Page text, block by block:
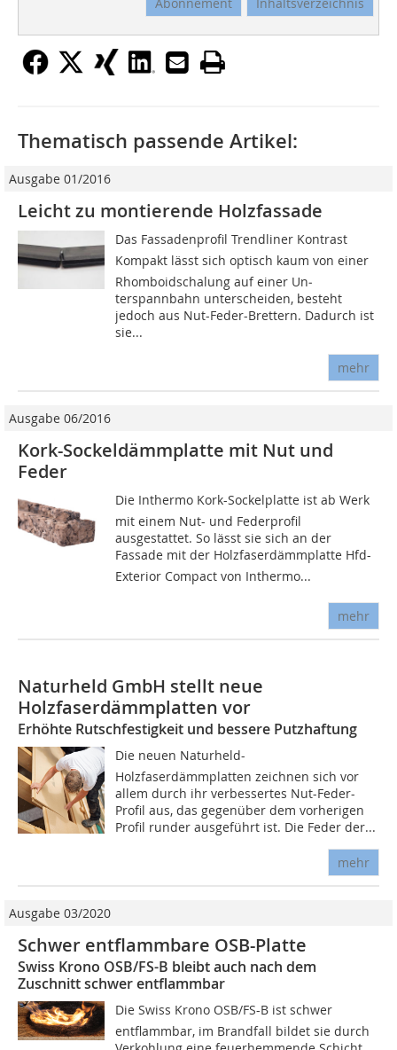
Abonnement Inhaltsverzeichnis
Thematisch passende Artikel:
Ausgabe 01/2016
Leicht zu montierende Holzfassade
Das Fassadenprofil Trendliner Kontrast
Kompakt lässt sich optisch kaum von einer
Rhomboidschalung auf einer Un­
terspannbahn unterscheiden, besteht
jedoch aus Nut-Feder-Brettern. Dadurch ist
sie...
mehr
Ausgabe 06/2016
Kork-Sockeldämmplatte mit Nut und
Feder
Die Inthermo Kork-Sockelplatte ist ab Werk
mit einem Nut- und Federprofil
ausgestattet. So lässt sie sich an der
Fassade mit der Holzfaserdämmplatte Hfd-
Exterior Compact von Inthermo...
mehr
Naturheld GmbH stellt neue
Holzfaserdämmplatten vor
Erhöhte Rutschfestigkeit und bessere Putzhaftung
Die neuen Naturheld-
Holzfaserdämmplatten zeichnen sich vor
allem durch ihr verbessertes Nut-Feder-
Profil aus, das gegenüber dem vorherigen
Profil runder ausgeführt ist. Die Feder der...
mehr
Ausgabe 03/2020
Schwer entflammbare OSB-Platte
Swiss Krono OSB/FS-B bleibt auch nach dem
Zuschnitt schwer entflammbar
Die Swiss Krono OSB/FS-B ist schwer
entflammbar, im Brandfall bildet sie durch